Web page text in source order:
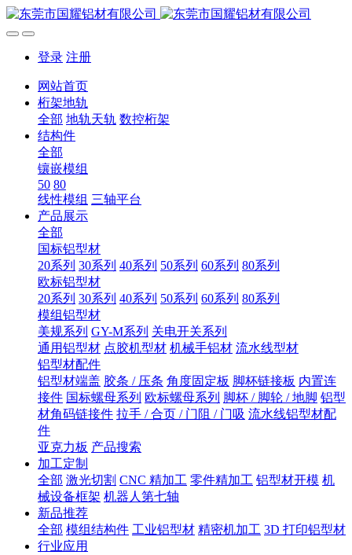
登录 注册
网站首页
桁架地轨
全部 地轨天轨 数控桁架
结构件
全部
镶嵌模组
50 80
线性模组 三轴平台
产品展示
全部
国标铝型材
20系列 30系列 40系列 50系列 60系列 80系列
欧标铝型材
20系列 30系列 40系列 50系列 60系列 80系列
模组铝型材
美规系列 GY-M系列 关电开关系列
通用铝型材 点胶机型材 机械手铝材 流水线型材
铝型材配件
铝型材端盖 胶条 / 压条 角度固定板 脚杯链接板 内置连
接件 国标螺母系列 欧标螺母系列 脚杯 / 脚轮 / 地脚 铝型
材角码链接件 拉手 / 合页 / 门阻 / 门吸 流水线铝型材配
件
亚克力板 产品搜索
加工定制
全部 激光切割 CNC 精加工 零件精加工 铝型材开模 机
械设备框架 机器人第七轴
新品推荐
全部 模组结构件 工业铝型材 精密机加工 3D 打印铝型材
行业应用